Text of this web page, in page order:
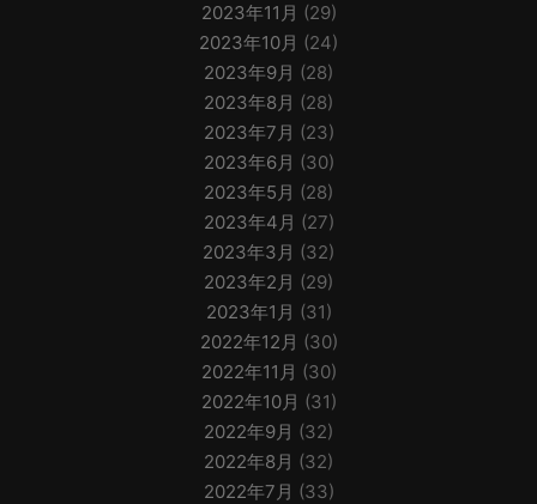
2023年11月 (29)
2023年10月 (24)
2023年9月 (28)
2023年8月 (28)
2023年7月 (23)
2023年6月 (30)
2023年5月 (28)
2023年4月 (27)
2023年3月 (32)
2023年2月 (29)
2023年1月 (31)
2022年12月 (30)
2022年11月 (30)
2022年10月 (31)
2022年9月 (32)
2022年8月 (32)
2022年7月 (33)